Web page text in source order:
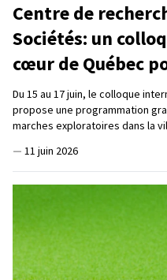
Centre de
Sociétés: un
cœur de Québec
Du 15 au 17 juin, le colloque
propose une programmation
marches exploratoires dans la
— 11 juin 2026